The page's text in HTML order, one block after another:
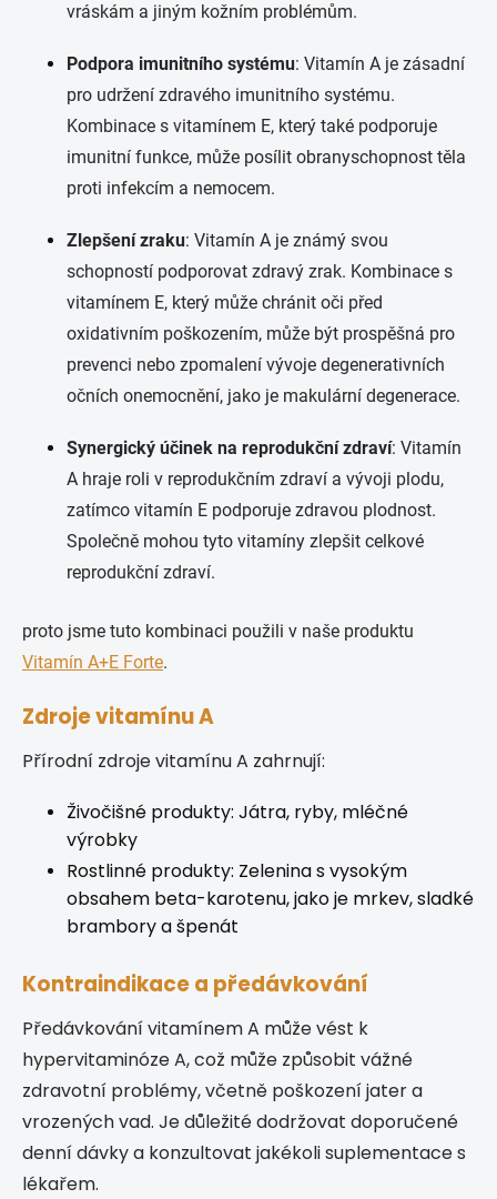
vráskám a jiným kožním problémům.
Podpora imunitního systému: Vitamín A je zásadní
pro udržení zdravého imunitního systému.
Kombinace s vitamínem E, který také podporuje
imunitní funkce, může posílit obranyschopnost těla
proti infekcím a nemocem.
Zlepšení zraku: Vitamín A je známý svou
schopností podporovat zdravý zrak. Kombinace s
vitamínem E, který může chránit oči před
oxidativním poškozením, může být prospěšná pro
prevenci nebo zpomalení vývoje degenerativních
očních onemocnění, jako je makulární degenerace.
Synergický účinek na reprodukční zdraví: Vitamín
A hraje roli v reprodukčním zdraví a vývoji plodu,
zatímco vitamín E podporuje zdravou plodnost.
Společně mohou tyto vitamíny zlepšit celkové
reprodukční zdraví.
proto jsme tuto kombinaci použili v naše produktu
Vitamín A+E Forte.
Zdroje vitamínu A
Přírodní zdroje vitamínu A zahrnují:
Živočišné produkty: Játra, ryby, mléčné
výrobky
Rostlinné produkty: Zelenina s vysokým
obsahem beta-karotenu, jako je mrkev, sladké
brambory a špenát
Kontraindikace a předávkování
Předávkování vitamínem A může vést k
hypervitaminóze A, což může způsobit vážné
zdravotní problémy, včetně poškození jater a
vrozených vad. Je důležité dodržovat doporučené
denní dávky a konzultovat jakékoli suplementace s
lékařem.